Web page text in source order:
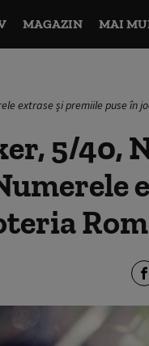
MAGAZIN MAI
extrase și premiile puse în
5/40,